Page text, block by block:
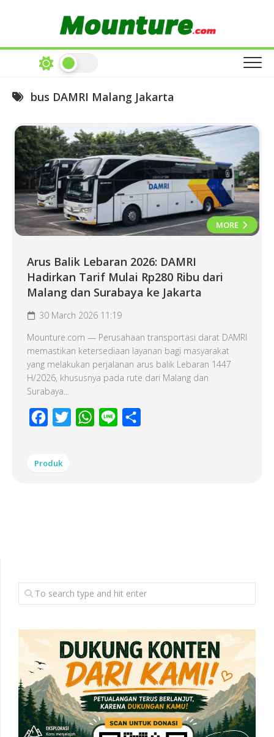
bus DAMRI Malang Jakarta
MORE
Arus Balik Lebaran 2026: DAMRI
Hadirkan Tarif Mulai Rp280 Ribu dari
Malang dan Surabaya ke Jakarta
30 March 2026 11:19
Mounture.com — Perusahaan transportasi darat DAMRI
memastikan ketersediaan layanan bagi masyarakat
yang melakukan perjalanan arus balik Lebaran 1447
H/2026, khususnya pada rute dari Malang dan
Surabaya...
Facebook
Twitter WhatsApp
Line
Produk